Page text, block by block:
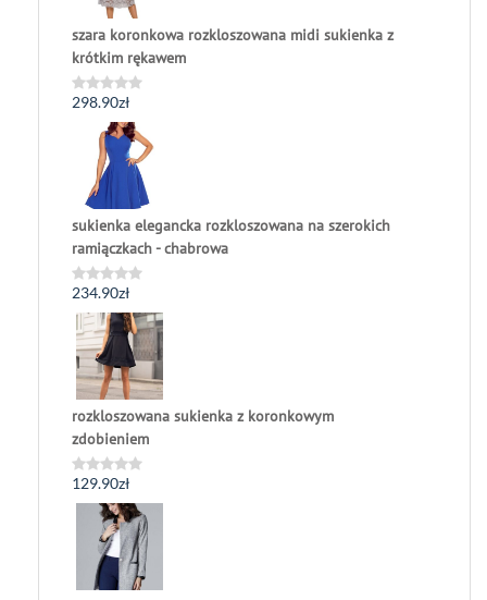
szara koronkowa rozkloszowana midi sukienka z
krótkim rękawem
Oceniono
298.90zł
sukienka elegancka rozkloszowana na szerokich
ramiączkach - chabrowa
Oceniono
0
na
5
234.90zł
rozkloszowana sukienka z koronkowym
zdobieniem
Oceniono
0
129.90zł